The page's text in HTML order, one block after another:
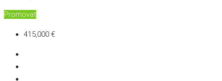
Promovat
415,000 €